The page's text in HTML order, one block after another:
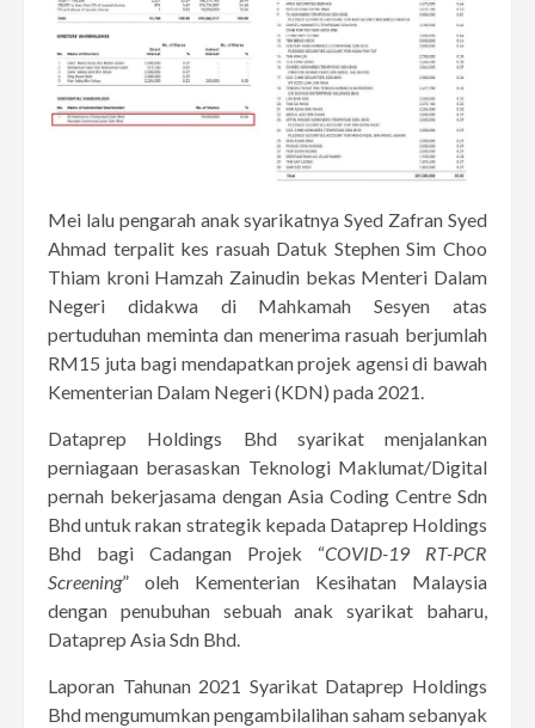
Mei lalu pengarah anak syarikatnya Syed Zafran Syed
Ahmad terpalit kes rasuah Datuk Stephen Sim Choo
Thiam kroni Hamzah Zainudin bekas Menteri Dalam
Negeri didakwa di Mahkamah Sesyen atas
pertuduhan meminta dan menerima rasuah berjumlah
RM15 juta bagi mendapatkan projek agensi di bawah
Kementerian Dalam Negeri (KDN) pada 2021.
Dataprep Holdings Bhd syarikat menjalankan
perniagaan berasaskan Teknologi Maklumat/Digital
pernah bekerjasama dengan Asia Coding Centre Sdn
Bhd untuk rakan strategik kepada Dataprep Holdings
Bhd bagi Cadangan Projek “COVID-19 RT-PCR
Screening” oleh Kementerian Kesihatan Malaysia
dengan penubuhan sebuah anak syarikat baharu,
Dataprep Asia Sdn Bhd.
Laporan Tahunan 2021 Syarikat Dataprep Holdings
Bhd mengumumkan pengambilalihan saham sebanyak